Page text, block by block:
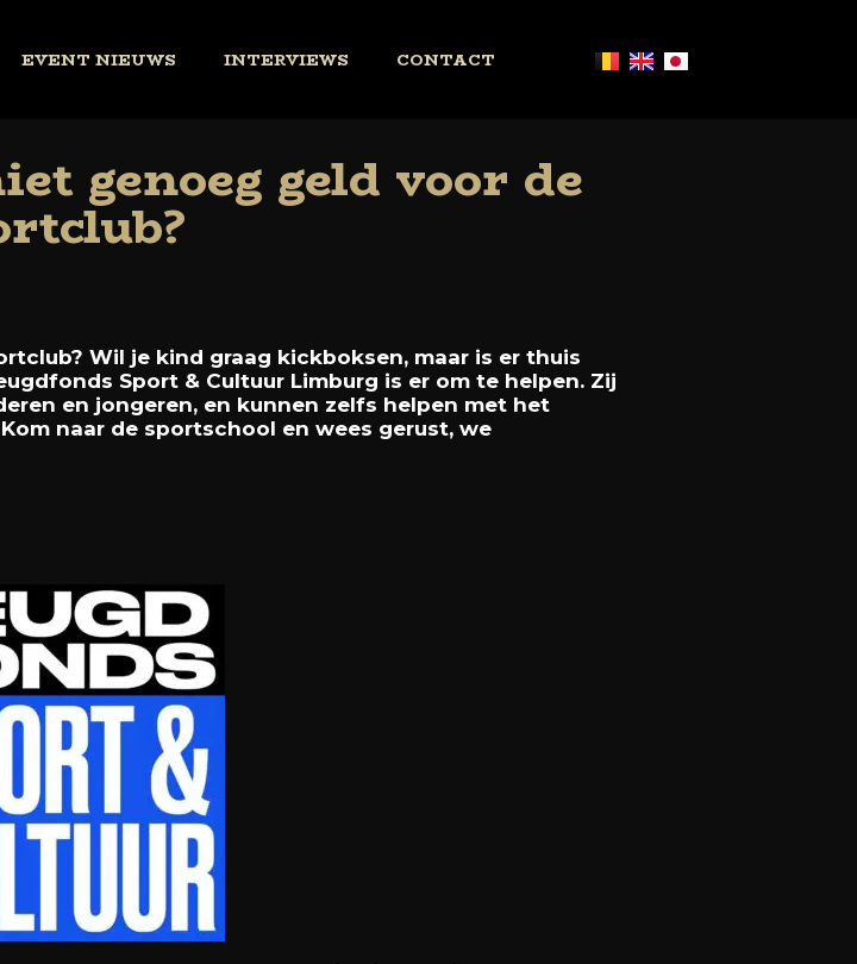
EVENT NIEUWS INTERVIEWS CONTACT
genoeg geld voor de
Wil je kind graag kickboksen, maar is er thuis
Sport & Cultuur Limburg is er om te helpen. Zij
en jongeren, en kunnen zelfs helpen met het
naar de sportschool en wees gerust, we